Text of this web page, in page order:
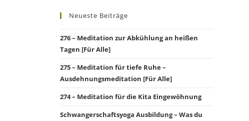
Neueste Beiträge
276 – Meditation zur Abkühlung an heißen
Tagen [Für Alle]
275 – Meditation für tiefe Ruhe –
Ausdehnungsmeditation [Für Alle]
274 – Meditation für die Kita Eingewöhnung
Schwangerschaftsyoga Ausbildung – Was du